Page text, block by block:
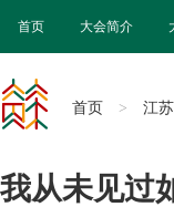
首页 大会简介
首页 > 江
我从未见过